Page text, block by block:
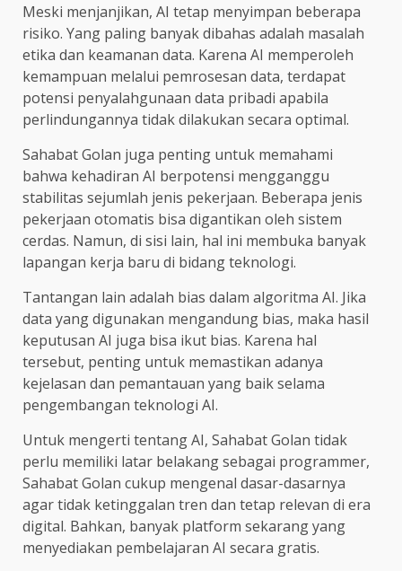
Meski menjanjikan, AI tetap menyimpan beberapa
risiko. Yang paling banyak dibahas adalah masalah
etika dan keamanan data. Karena AI memperoleh
kemampuan melalui pemrosesan data, terdapat
potensi penyalahgunaan data pribadi apabila
perlindungannya tidak dilakukan secara optimal.
Sahabat Golan juga penting untuk memahami
bahwa kehadiran AI berpotensi mengganggu
stabilitas sejumlah jenis pekerjaan. Beberapa jenis
pekerjaan otomatis bisa digantikan oleh sistem
cerdas. Namun, di sisi lain, hal ini membuka banyak
lapangan kerja baru di bidang teknologi.
Tantangan lain adalah bias dalam algoritma AI. Jika
data yang digunakan mengandung bias, maka hasil
keputusan AI juga bisa ikut bias. Karena hal
tersebut, penting untuk memastikan adanya
kejelasan dan pemantauan yang baik selama
pengembangan teknologi AI.
Untuk mengerti tentang AI, Sahabat Golan tidak
perlu memiliki latar belakang sebagai programmer,
Sahabat Golan cukup mengenal dasar-dasarnya
agar tidak ketinggalan tren dan tetap relevan di era
digital. Bahkan, banyak platform sekarang yang
menyediakan pembelajaran AI secara gratis.